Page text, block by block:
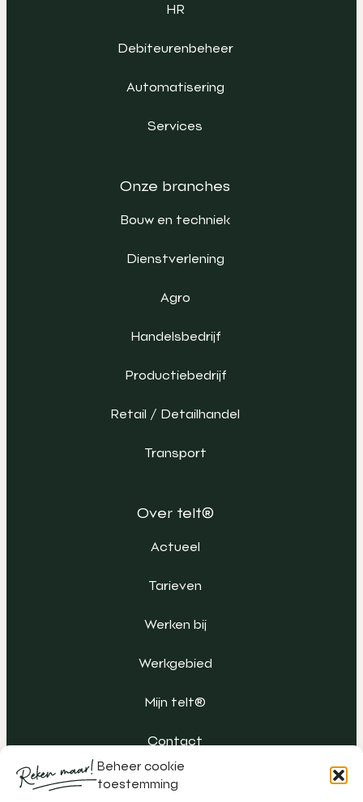
Beheer cookie
toestemming
HR
Debiteurenbeheer
Automatisering
Services
Onze branches
Bouw en techniek
Dienstverlening
Agro
Handelsbedrijf
Productiebedrijf
Retail / Detailhandel
Transport
Over telt®
Actueel
Tarieven
Werken bij
Werkgebied
Mijn telt®
Contact